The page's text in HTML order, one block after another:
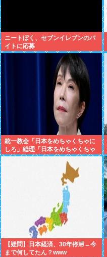
ニートぼく、セブンイレブンのバ
イトに応募
統一教会「日本をめちゃくちゃに
しろ」総理「日本をめちゃくちゃ
にします」愛国者「総理に反対す
るやつは反日！」 これなに？
【疑問】日本経済、30年停滞←今
まで何してたん？www